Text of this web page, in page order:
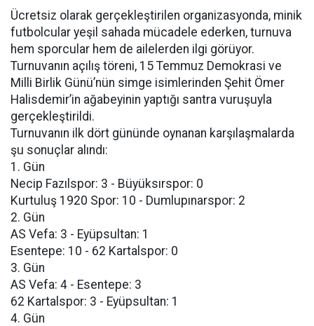
Ücretsiz olarak gerçekleştirilen organizasyonda, minik
futbolcular yeşil sahada mücadele ederken, turnuva
hem sporcular hem de ailelerden ilgi görüyor.
Turnuvanın açılış töreni, 15 Temmuz Demokrasi ve
Milli Birlik Günü’nün simge isimlerinden Şehit Ömer
Halisdemir’in ağabeyinin yaptığı santra vuruşuyla
gerçekleştirildi.
Turnuvanın ilk dört gününde oynanan karşılaşmalarda
şu sonuçlar alındı:
1. Gün
Necip Fazılspor: 3 - Büyüksırspor: 0
Kurtuluş 1920 Spor: 10 - Dumlupınarspor: 2
2. Gün
AS Vefa: 3 - Eyüpsultan: 1
Esentepe: 10 - 62 Kartalspor: 0
3. Gün
AS Vefa: 4 - Esentepe: 3
62 Kartalspor: 3 - Eyüpsultan: 1
4. Gün